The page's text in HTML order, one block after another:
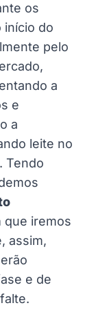
os
início do
pelo
a
e
a
leite no
Tendo
que iremos
assim,
e de